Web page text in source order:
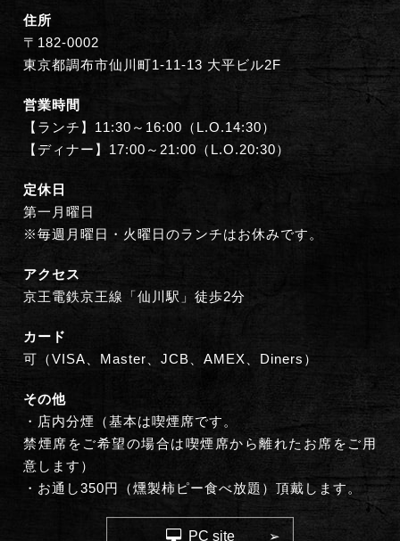
住所
〒182-0002
東京都調布市仙川町1-11-13 大平ビル2F
営業時間
【ランチ】11:30～16:00（L.O.14:30）
【ディナー】17:00～21:00（L.O.20:30）
定休日
第一月曜日
※毎週月曜日・火曜日のランチはお休みです。
アクセス
京王電鉄京王線「仙川駅」徒歩2分
カード
可（VISA、Master、JCB、AMEX、Diners）
その他
・店内分煙（基本は喫煙席です。
禁煙席をご希望の場合は喫煙席から離れたお席をご用
意します）
・お通し350円（燻製柿ピー食べ放題）頂戴します。
PC site